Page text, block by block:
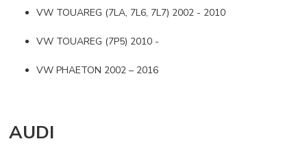
VW TOUAREG (7LA, 7L6, 7L7) 2002 - 2010
VW TOUAREG (7P5) 2010 -
VW PHAETON 2002 – 2016
AUDI